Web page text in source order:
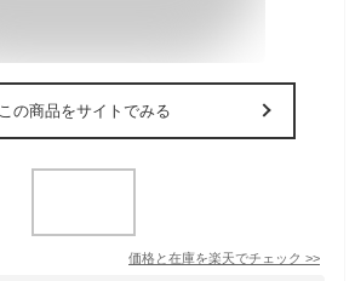
この商品をサイトでみる
価格と在庫を楽天でチェック >>